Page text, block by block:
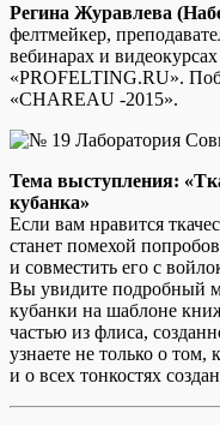
Регина Журавлева
фелтмейкер,
вебинарах и
«PROFELTING.RU».
«CHAREAU -2015».
Тема выступления:
кубанка»
Если вам нравится
станет помехой
и совместить его с
Вы увидите подробный
кубанки на шаблоне
частью из флиса,
узнаете не только о
и о всех тонкостях